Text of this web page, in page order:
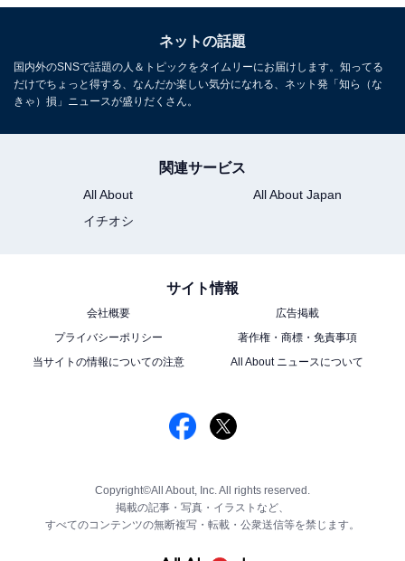
ネットの話題
国内外のSNSで話題の人＆トピックをタイムリーにお届けします。知ってる
だけでちょっと得する、なんだか楽しい気分になれる、ネット発「知ら（な
きゃ）損」ニュースが盛りだくさん。
関連サービス
All About
All About Japan
イチオシ
サイト情報
会社概要
広告掲載
プライバシーポリシー
著作権・商標・免責事項
当サイトの情報についての注意
All About ニュースについて
Copyright©All About, Inc. All rights reserved.
掲載の記事・写真・イラストなど、
すべてのコンテンツの無断複写・転載・公衆送信等を禁じます。